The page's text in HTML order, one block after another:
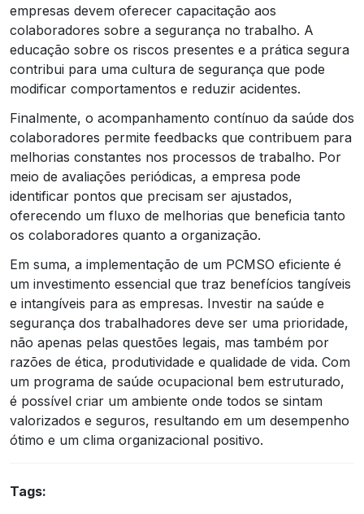
empresas devem oferecer capacitação aos
colaboradores sobre a segurança no trabalho. A
educação sobre os riscos presentes e a prática segura
contribui para uma cultura de segurança que pode
modificar comportamentos e reduzir acidentes.
Finalmente, o acompanhamento contínuo da saúde dos
colaboradores permite feedbacks que contribuem para
melhorias constantes nos processos de trabalho. Por
meio de avaliações periódicas, a empresa pode
identificar pontos que precisam ser ajustados,
oferecendo um fluxo de melhorias que beneficia tanto
os colaboradores quanto a organização.
Em suma, a implementação de um PCMSO eficiente é
um investimento essencial que traz benefícios tangíveis
e intangíveis para as empresas. Investir na saúde e
segurança dos trabalhadores deve ser uma prioridade,
não apenas pelas questões legais, mas também por
razões de ética, produtividade e qualidade de vida. Com
um programa de saúde ocupacional bem estruturado,
é possível criar um ambiente onde todos se sintam
valorizados e seguros, resultando em um desempenho
ótimo e um clima organizacional positivo.
Tags: